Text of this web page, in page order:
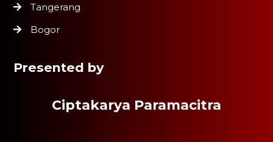
Tangerang
Bogor
Presented by
Ciptakarya Paramacitra